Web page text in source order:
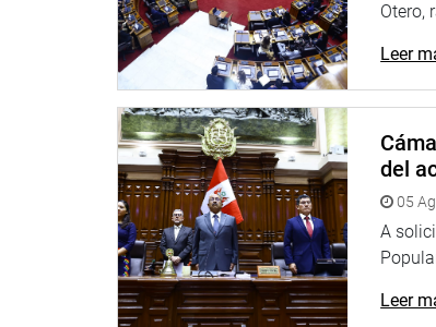
En tanto el oficial mayor del Congreso,
acceso de los periodistas a las salas de
recientemente por la Oficina de Riesgos
“Tiene más de 100 páginas. Nos está
algunas salas, y el riesgo que tiene el
Además, Rovira dijo que se respetará el
medidas dispuestas por el Ministerio de
COVID-19.
También informó que los periodistas
Otero,
Leer
del
05
A
Leer